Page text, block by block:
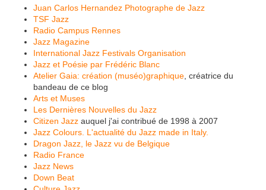
Juan Carlos Hernandez Photographe de Jazz
TSF Jazz
Radio Campus Rennes
Jazz Magazine
International Jazz Festivals Organisation
Jazz et Poésie par Frédéric Blanc
Atelier Gaia: création (muséo)graphique , créatrice du
bandeau de ce blog
Arts et Muses
Les Dernières Nouvelles du Jazz
Citizen Jazz auquel j'ai contribué de 1998 à 2007
Jazz Colours. L'actualité du Jazz made in Italy.
Dragon Jazz, le Jazz vu de Belgique
Radio France
Jazz News
Down Beat